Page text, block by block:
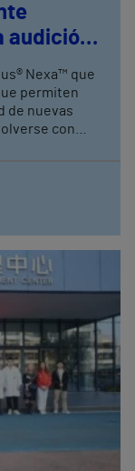
audición
Nexa™ que
permiten
de nuevas
con